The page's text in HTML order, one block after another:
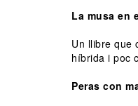
La musa en
Un llibre que
híbrida i poc
Peras con